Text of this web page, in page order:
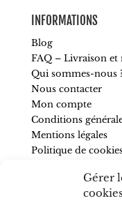
Gérer
cookies
INFORMATIONS
Blog
FAQ – Livraison et
Qui sommes-nous
Nous contacter
Mon compte
Conditions
Mentions légales
Politique de
SUIVEZ-NOUS